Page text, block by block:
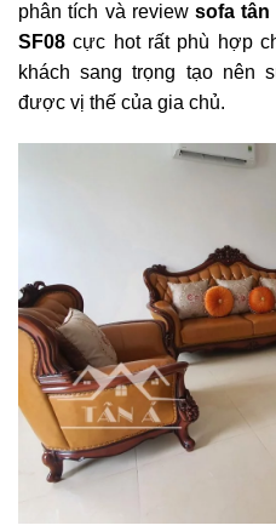
phân tích và review sofa tân
SF08 cực hot rất phù hợp
khách sang trọng tạo nên
được vị thế của gia chủ.